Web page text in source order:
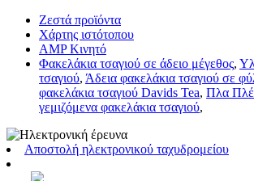
Ζεστά προϊόντα
Χάρτης ιστότοπου
AMP Κινητό
Φακελάκια τσαγιού σε άδειο μέγεθος,
τσαγιού, Άδεια φακελάκια τσαγιού σε
φακελάκια τσαγιού Davids Tea, Πλα
γεμιζόμενα φακελάκια τσαγιού,
Αποστολή ηλεκτρονικού ταχυδρομείου